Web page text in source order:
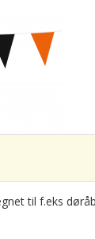
til f.eks